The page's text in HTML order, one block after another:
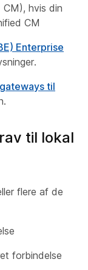
CM), hvis din
CM
Enterprise
til
til lokal
flere af de
forbindelse